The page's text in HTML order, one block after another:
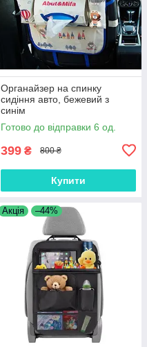
Органайзер на спинку
сидіння авто, бежевий з
синім
Готово до відправки 6 од.
399 ₴ 800 ₴
Купити
Акція –44%